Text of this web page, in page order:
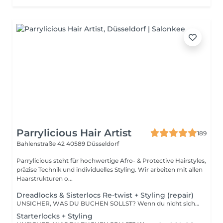
Parrylicious Hair Artist
189
Bahlenstraße 42 40589 Düsseldorf
Parrylicious steht für hochwertige Afro- & Protective Hairstyles,
präzise Technik und individuelles Styling. Wir arbeiten mit allen
Haarstrukturen o...
Dreadlocks & Sisterlocs Re-twist + Styling (repair)
UNSICHER, WAS DU BUCHEN SOLLST? Wenn du nicht sicher bist, welche Dienstleistung oder wie viele Stunden du buchen sollst, schick uns vorab über WhatsApp Fotos/Videos deines aktuellen Haarzustands sowie Referenzbilder deiner Wunschfrisur. WhatsApp: +49 151 70588497 So können wir dir genau sagen, was du buchen solltest und wie viel Zeit benötigt wird. Ohne vorherige Einschätzung kann es zu Zeit- oder Preisanpassungen kommen.
Starterlocks + Styling